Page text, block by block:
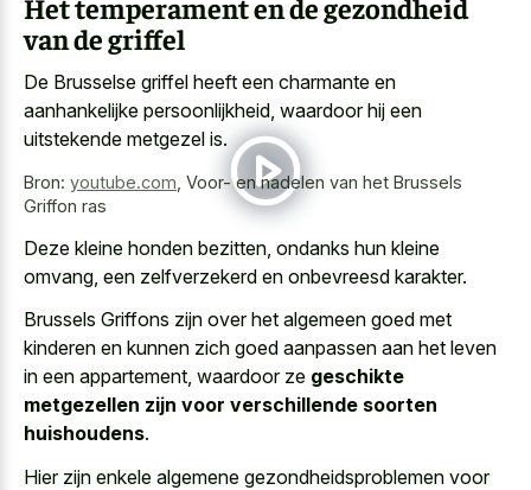
van de griffel
De Brusselse griffel heeft een charmante en
aanhankelijke persoonlijkheid, waardoor hij een
uitstekende metgezel is.
Bron: youtube.com Voor- en nadelen van het Brussels
Griffon ras
Deze kleine honden bezitten, ondanks hun kleine
omvang, een zelfverzekerd en onbevreesd karakter.
Brussels Griffons zijn over het algemeen goed met
kinderen en kunnen zich goed aanpassen aan het leven
in een appartement, waardoor ze geschikte
metgezellen zijn voor verschillende soorten
huishoudens.
Hier zijn enkele algemene gezondheidsproblemen voor